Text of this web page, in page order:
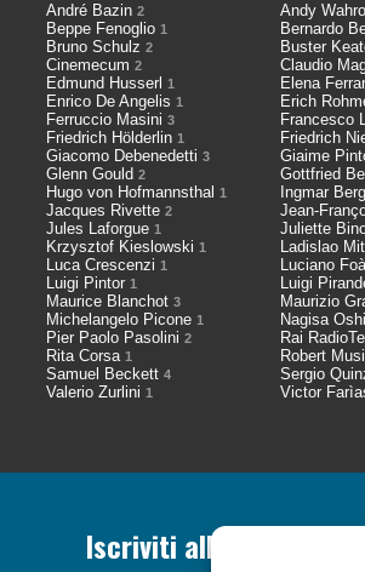
André Bazin 2 Andy
Beppe Fenoglio 1 Bernardo
Bruno Schulz 2 Buster
Cinemecum 2 Claudio
Edmund Husserl 1 Elena
Enrico De Angelis 1 Erich
Ferruccio Masini 3 Francesco
Friedrich Hölderlin 1 Friedrich
Giacomo Debenedetti 3 Giaime
Glenn Gould 2 Gottfried
Hugo von Hofmannsthal 1 Ingmar
Jacques Rivette 2 Jean-
Jules Laforgue 1 Juliette
Krzysztof Kieslowski 1 Ladislao
Luca Crescenzi 1 Luciano
Luigi Pintor 1 Luigi
Maurice Blanchot 3 Maurizio
Michelangelo Picone 1 Nagisa
Pier Paolo Pasolini 2 Rai
Rita Corsa 1 Robert
Samuel Beckett 4 Sergio
Valerio Zurlini 1 Victor
Iscriviti alla nostra